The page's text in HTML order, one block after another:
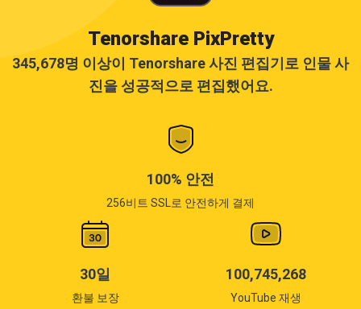
Tenorshare PixPretty
345,678명 이상이 Tenorshare 사진 편집기로 인물 사
진을 성공적으로 편집했어요.
100% 안전
256비트 SSL로 안전하게 결제
30일
환불 보장
100,745,268
YouTube 재생